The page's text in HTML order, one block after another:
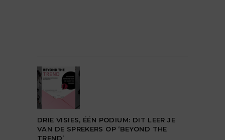
DRIE VISIES, ÉÉN PODIUM: DIT LEER JE
VAN DE SPREKERS OP ‘BEYOND THE
TREND’